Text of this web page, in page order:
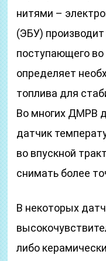
нитями –
(ЭБУ)
поступающего во
определяет
топлива для
Во многих ДМРВ
датчик
во впускной
снимать более
В некоторых
либо